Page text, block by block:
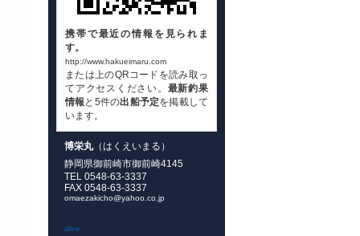
携帯で最近の情報を見られま
す。
http://www.hakueimaru.com
または上のQRコードを読み取っ
てアクセスください。 最新釣果
情報 と5件の出船予定を掲載して
います。
博栄丸（はくえいまる）
静岡県御前崎市御前崎4145
TEL 0548-63-3337
FAX 0548-63-3337
omaezakicho@yahoo.co.jp
alive